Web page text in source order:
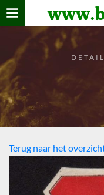
Home
verzamelen
De bierkaart
Bezoekers
Terug naar het